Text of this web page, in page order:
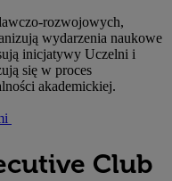
rozwojowych,
wydarzenia naukowe
inicjatywy Uczelni i
się w proces
akademickiej.
Club